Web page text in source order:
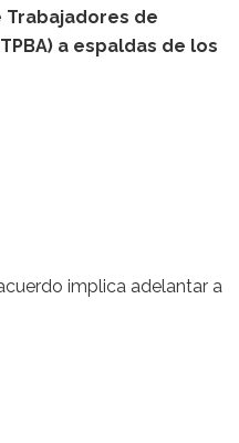
Trabajadores de
a espaldas de los
implica adelantar a